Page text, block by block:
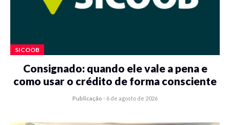
SICOOB
Consignado: quando ele vale a pena e
como usar o crédito de forma consciente
Publicação - 6 de agosto de 2026